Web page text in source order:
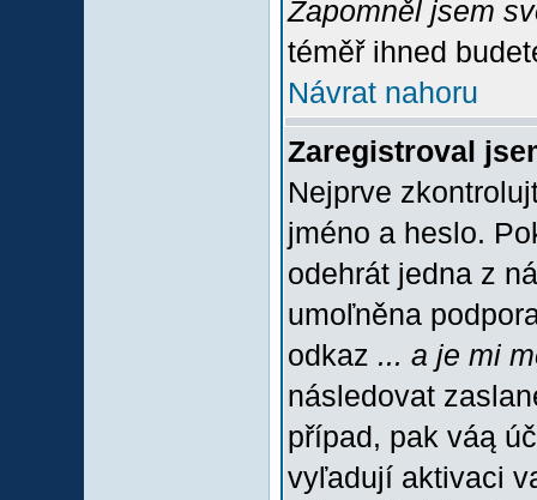
Zapomněl jsem
téměř ihned
Návrat nahoru
Zaregistroval
Nejprve
jméno a heslo.
odehrát jedna z
umoľněna
odkaz ... a je mi
následovat
případ, pak váą
vyľadují aktivaci